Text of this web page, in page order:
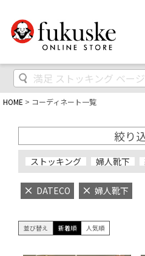
HOME コーディネート一覧
絞り
ストッキング 婦人靴下
DATECO 婦人靴下
並び替え 新着順 人気順